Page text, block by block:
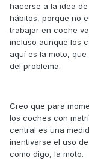
hacerse a la idea
hábitos, porque no
trabajar en coche
incluso aunque los
aquí es la moto,
del problema.
Creo que para
los coches con
central es una
inentivarse el uso
como digo, la moto.